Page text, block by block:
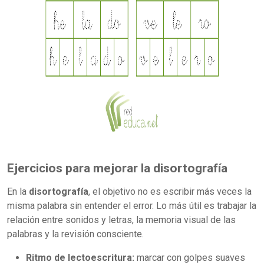
Ejercicios para mejorar la disortografía
En la disortografía, el objetivo no es escribir más veces la
misma palabra sin entender el error. Lo más útil es trabajar la
relación entre sonidos y letras, la memoria visual de las
palabras y la revisión consciente.
Ritmo de lectoescritura: marcar con golpes suaves